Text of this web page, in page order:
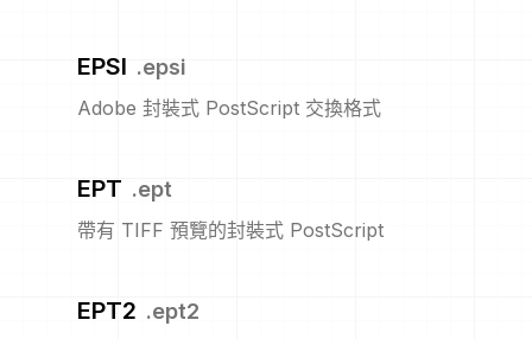
EPSI .epsi
Adobe 封裝式 PostScript 交換格式
EPT .ept
帶有 TIFF 預覽的封裝式 PostScript
EPT2 .ept2